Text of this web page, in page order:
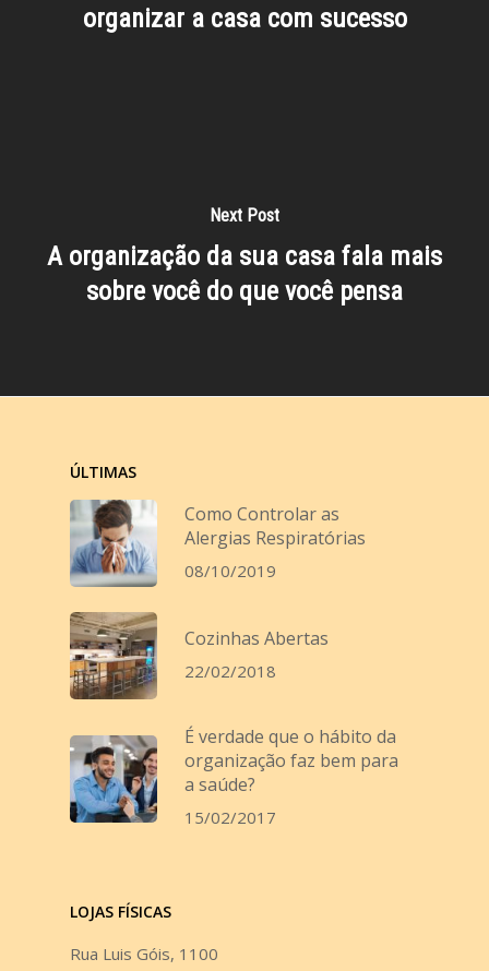
organizar a casa com sucesso
Next Post
A organização da sua casa fala mais
sobre você do que você pensa
ÚLTIMAS
Como Controlar as
Alergias Respiratórias
08/10/2019
Cozinhas Abertas
22/02/2018
É verdade que o hábito da
organização faz bem para
a saúde?
15/02/2017
LOJAS FÍSICAS
Rua Luis Góis, 1100